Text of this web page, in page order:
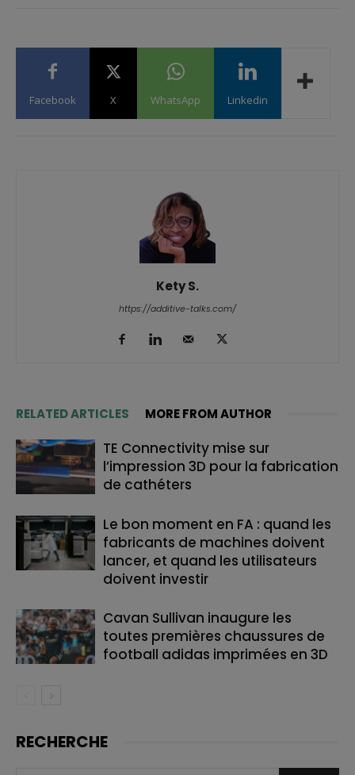
Facebook X WhatsApp Linkedin
Kety S.
https://additive-talks.com/
RELATED ARTICLES MORE FROM AUTHOR
TE Connectivity mise sur
l’impression 3D pour la fabrication
de cathéters
Le bon moment en FA : quand les
fabricants de machines doivent
lancer, et quand les utilisateurs
doivent investir
Cavan Sullivan inaugure les
toutes premières chaussures de
football adidas imprimées en 3D
RECHERCHE